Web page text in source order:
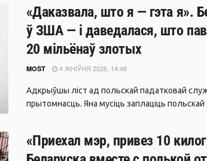
«Даказвала, што я — гэта я».
ў ЗША — і даведалася, што
20 мільёнаў злотых
MOST 4 ЖНІЎНЯ 2026, 14:48
Адкрыўшы ліст ад польскай падатковай
прытомнасць. Яна мусіць заплаціць
«Приехал мэр, привез 10